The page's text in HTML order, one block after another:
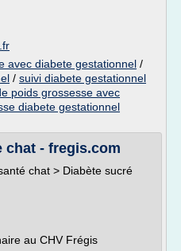
avec diabete gestationnel /
/ suivi diabete gestationnel
poids grossesse avec
diabete gestationnel
chat - fregis.com
chat > Diabète sucré
au CHV Frégis